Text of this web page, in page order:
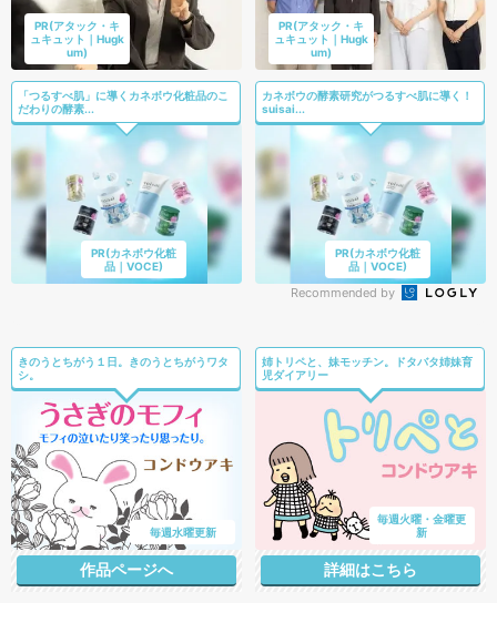
PR(アタック・キ
ュキュット｜Hugk
um)
PR(アタック・キ
ュキュット｜Hugk
um)
「つるすべ肌」に導くカネボウ化粧品のこ
だわりの酵素...
PR(カネボウ化粧
品｜VOCE)
カネボウの酵素研究がつるすべ肌に導く！
suisai...
PR(カネボウ化粧
品｜VOCE)
Recommended by
きのうとちがう１日。きのうとちがうワタ
シ。
毎週水曜更新
作品ページへ
姉トリペと、妹モッチン。ドタバタ姉妹育
児ダイアリー
毎週火曜・金曜更
新
詳細はこちら